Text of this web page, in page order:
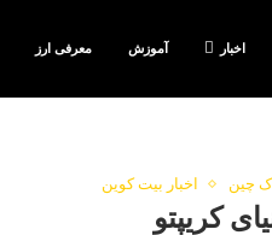
اخبار آموزش معرفی ارز
چین اخبار بیت کوین
کریپتو